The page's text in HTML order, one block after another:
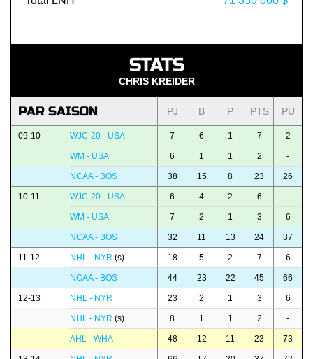
STATS
CHRIS KREIDER
PAR SAISON PJ B P PTS PU
09-10 WJC-20 - USA 7 6 1 7 2
WM - USA 6 1 1 2 -
NCAA - BOS 38 15 8 23 26
10-11 WJC-20 - USA 6 4 2 6 -
WM - USA 7 2 1 3 6
NCAA - BOS 32 11 13 24 37
11-12 NHL - NYR (s) 18 5 2 7 6
NCAA - BOS 44 23 22 45 66
12-13 NHL - NYR 23 2 1 3 6
NHL - NYR (s) 8 1 1 2 -
AHL - WHA 48 12 11 23 73